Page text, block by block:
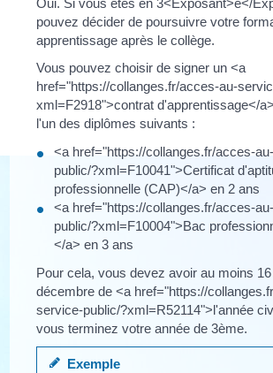
pouvez décider de poursuivre votre
apprentissage après le collège.
Vous pouvez choisir de signer un <a
href="https://collanges.fr/acces-au-
xml=F2918">contrat d'apprentissage</
l'un des diplômes suivants :
<a href="https://collanges.fr/acces-
public/?xml=F10041">Certificat
professionnelle (CAP)</a> en 2 ans
<a href="https://collanges.fr/acces-
public/?xml=F10004">Bac
</a> en 3 ans
Pour cela, vous devez avoir au moins 16
décembre de <a href="https://
service-public/?xml=R52114">l'année
vous terminez votre année de 3ème.
Exemple